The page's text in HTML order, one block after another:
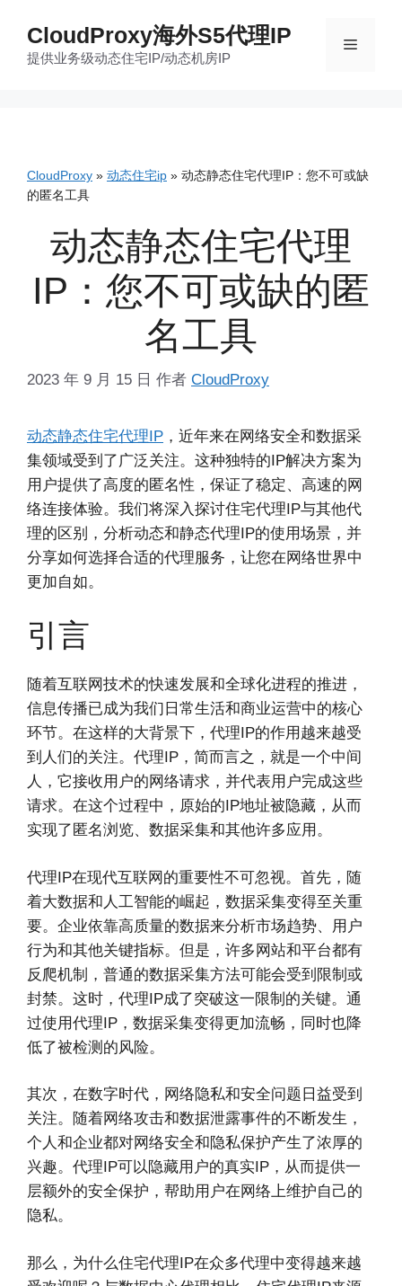
CloudProxy海外S5代理IP
提供业务级动态住宅IP/动态机房IP
菜
CloudProxy » 动态住宅ip » 动态静态住宅代理IP：您不可或缺
的匿名工具
动态静态住宅代理
IP：您不可或缺的匿
名工具
2023 年 9 月 15 日 作者 CloudProxy
动态静态住宅代理IP ，近年来在网络安全和数据采
集领域受到了广泛关注。这种独特的IP解决方案为
用户提供了高度的匿名性，保证了稳定、高速的网
络连接体验。我们将深入探讨住宅代理IP与其他代
理的区别，分析动态和静态代理IP的使用场景，并
分享如何选择合适的代理服务，让您在网络世界中
更加自如。
引言
随着互联网技术的快速发展和全球化进程的推进，
信息传播已成为我们日常生活和商业运营中的核心
环节。在这样的大背景下，代理IP的作用越来越受
到人们的关注。代理IP，简而言之，就是一个中间
人，它接收用户的网络请求，并代表用户完成这些
请求。在这个过程中，原始的IP地址被隐藏，从而
实现了匿名浏览、数据采集和其他许多应用。
代理IP在现代互联网的重要性不可忽视。首先，随
着大数据和人工智能的崛起，数据采集变得至关重
要。企业依靠高质量的数据来分析市场趋势、用户
行为和其他关键指标。但是，许多网站和平台都有
反爬机制，普通的数据采集方法可能会受到限制或
封禁。这时，代理IP成了突破这一限制的关键。通
过使用代理IP，数据采集变得更加流畅，同时也降
低了被检测的风险。
其次，在数字时代，网络隐私和安全问题日益受到
关注。随着网络攻击和数据泄露事件的不断发生，
个人和企业都对网络安全和隐私保护产生了浓厚的
兴趣。代理IP可以隐藏用户的真实IP，从而提供一
层额外的安全保护，帮助用户在网络上维护自己的
隐私。
那么，为什么住宅代理IP在众多代理中变得越来越